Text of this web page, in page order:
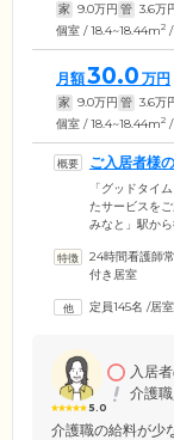
家 9.0万円 管 3.6万
個室 / 18.4~18.44m2
月額30.0 万円
家 9.0万円 管 3.6万
個室 / 18.4~18.44m2 /
ご入居者様
整えています
「グッドタイ
たサービスを
みなと」駅か
た環境です。
面からサポー
を把握し、き
24時間看護師
付き居室
定員145名 /居
5.0
入居
介護
介護職の給料が少